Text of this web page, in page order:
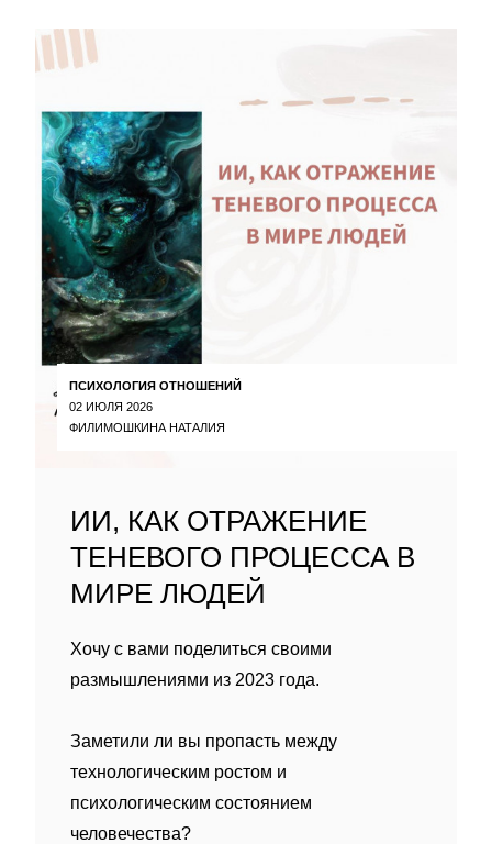
ПСИХОЛОГИЯ ОТНОШЕНИЙ
02 ИЮЛЯ 2026
ФИЛИМОШКИНА НАТАЛИЯ
ИИ, КАК ОТРАЖЕНИЕ
ТЕНЕВОГО ПРОЦЕССА В
МИРЕ ЛЮДЕЙ
Хочу с вами поделиться своими
размышлениями из 2023 года.
Заметили ли вы пропасть между
технологическим ростом и
психологическим состоянием
человечества?